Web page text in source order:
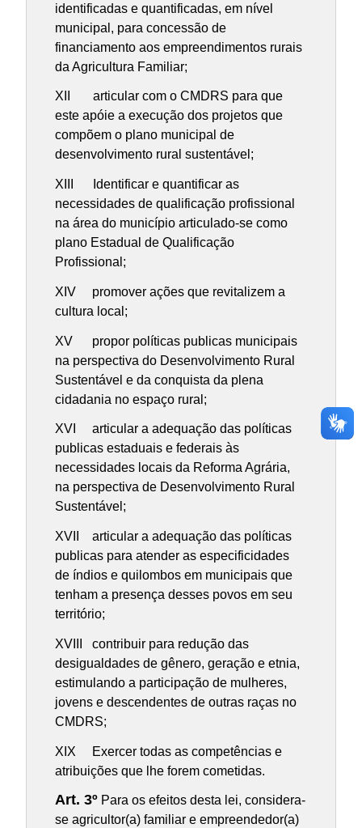
identificadas e quantificadas, em nível
municipal, para concessão de
financiamento aos empreendimentos rurais
da Agricultura Familiar;
XII articular com o CMDRS para que
este apóie a execução dos projetos que
compõem o plano municipal de
desenvolvimento rural sustentável;
XIII Identificar e quantificar as
necessidades de qualificação profissional
na área do município articulado-se como
plano Estadual de Qualificação
Profissional;
XIV promover ações que revitalizem a
cultura local;
XV propor políticas publicas municipais
na perspectiva do Desenvolvimento Rural
Sustentável e da conquista da plena
cidadania no espaço rural;
XVI articular a adequação das políticas
publicas estaduais e federais às
necessidades locais da Reforma Agrária,
na perspectiva de Desenvolvimento Rural
Sustentável;
XVII articular a adequação das políticas
publicas para atender as especificidades
de índios e quilombos em municipais que
tenham a presença desses povos em seu
território;
XVIII contribuir para redução das
desigualdades de gênero, geração e etnia,
estimulando a participação de mulheres,
jovens e descendentes de outras raças no
CMDRS;
XIX Exercer todas as competências e
atribuições que lhe forem cometidas.
Art. 3º Para os efeitos desta lei, considera-
se agricultor(a) familiar e empreendedor(a)